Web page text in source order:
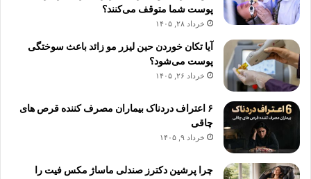
پوست شما متوقف می‌کنند؟
خرداد ۲۸, ۱۴۰۵
آیا تکان خوردن حین لیزر مو زائد باعث سوختگی
پوست می‌شود؟
خرداد ۲۶, ۱۴۰۵
۶ اعتراف دردناک بیماران مصرف کننده قرص های
چاقی
خرداد ۹, ۱۴۰۵
چرا پرشین دکترز صندلی ماساژ مکس فیت را